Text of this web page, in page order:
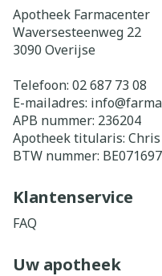
Apotheek Farmacenter
Waversesteenweg 22
3090 Overijse
Telefoon: 02 687 73 08
E-mailadres: info@
APB nummer: 236204
Apotheek titularis:
BTW nummer:
Klantenservice
FAQ
Uw apotheek